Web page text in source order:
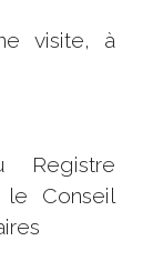
visite, à
Registre
le Conseil